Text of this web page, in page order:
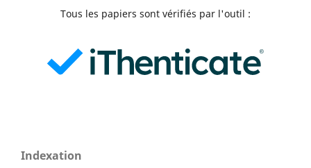
Tous les papiers sont vérifiés par l'outil :
Indexation